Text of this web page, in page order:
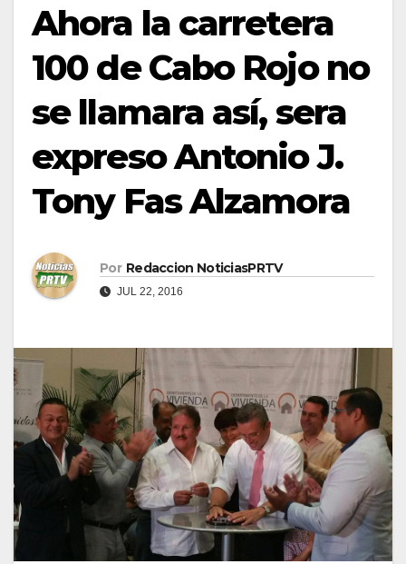
Ahora la carretera
100 de Cabo Rojo no
se llamara así, sera
expreso Antonio J.
Tony Fas Alzamora
Por Redaccion NoticiasPRTV
JUL 22, 2016